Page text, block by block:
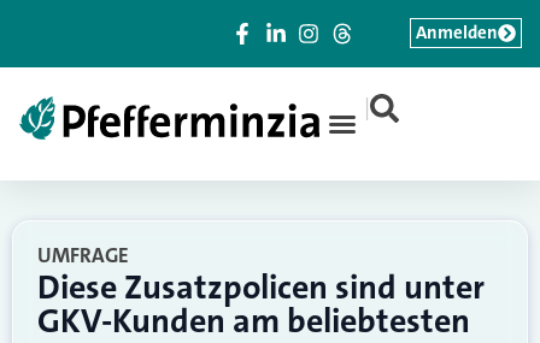
|
Anmelden
UMFRAGE
Diese Zusatzpolicen sind unter
GKV-Kunden am beliebtesten